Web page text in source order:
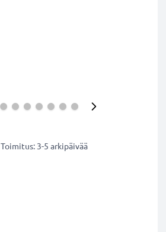
Toimitus: 3-5 arkipäivää